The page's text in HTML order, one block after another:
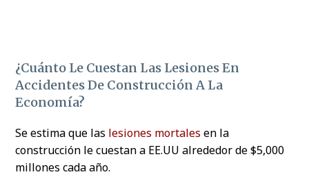
¿Cuánto Le Cuestan Las Lesiones En
Accidentes De Construcción A La
Economía?
Se estima que las lesiones mortalesen la
construcción le cuestan a EE.UU alrededor de $5,000
millones cada año.